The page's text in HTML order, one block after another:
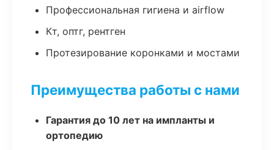
Профессиональная гигиена и airflow
Кт, оптг, рентген
Протезирование коронками и мостами
Преимущества работы с нами
Гарантия до 10 лет на импланты и
ортопедию